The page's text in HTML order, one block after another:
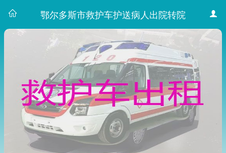
鄂尔多斯市救护车护送病人出院转院